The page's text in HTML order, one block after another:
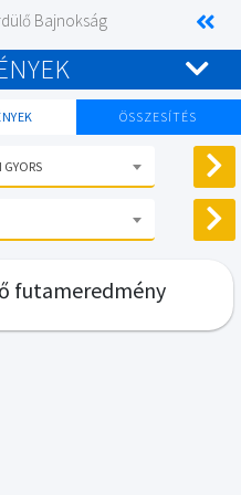
Bajnokság
ÖSSZESÍTÉS
futameredmény